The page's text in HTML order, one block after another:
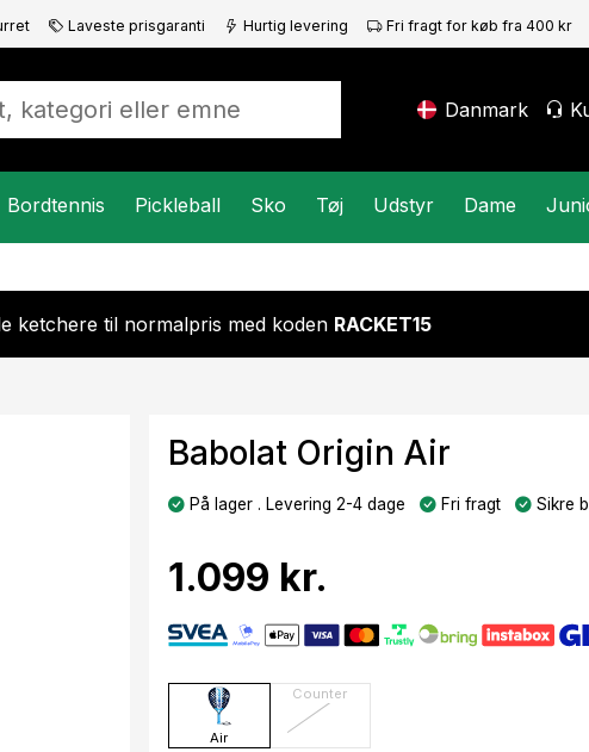
Laveste prisgaranti Hurtig levering Fri fragt for køb fra 400 kr
Danmark
Bordtennis Pickleball Sko Tøj Udstyr Dame
ketchere til normalpris med koden RACKET15
Babolat Origin Air
På lager . Levering 2-4 dage Fri fragt Sikre
1.099 kr.
Air
Counter